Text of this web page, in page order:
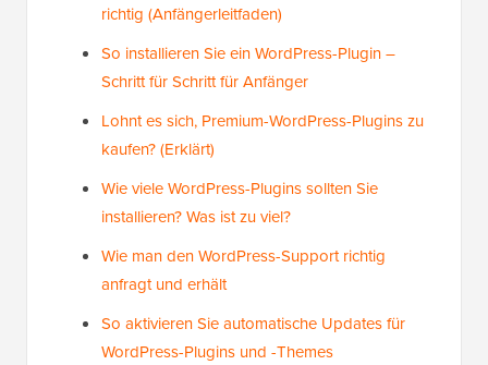
richtig (Anfängerleitfaden)
So installieren Sie ein WordPress-Plugin –
Schritt für Schritt für Anfänger
Lohnt es sich, Premium-WordPress-Plugins zu
kaufen? (Erklärt)
Wie viele WordPress-Plugins sollten Sie
installieren? Was ist zu viel?
Wie man den WordPress-Support richtig
anfragt und erhält
So aktivieren Sie automatische Updates für
WordPress-Plugins und -Themes